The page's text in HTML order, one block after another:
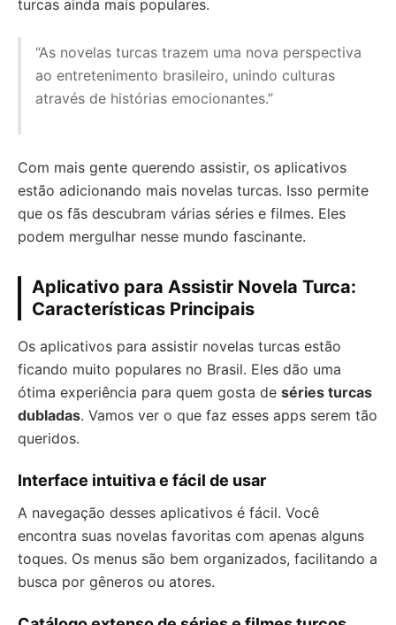
turcas ainda mais populares.
“As novelas turcas trazem uma nova perspectiva
ao entretenimento brasileiro, unindo culturas
através de histórias emocionantes.”
Com mais gente querendo assistir, os aplicativos
estão adicionando mais novelas turcas. Isso permite
que os fãs descubram várias séries e filmes. Eles
podem mergulhar nesse mundo fascinante.
Aplicativo para Assistir Novela Turca:
Características Principais
Os aplicativos para assistir novelas turcas estão
ficando muito populares no Brasil. Eles dão uma
ótima experiência para quem gosta de séries turcas
dubladas. Vamos ver o que faz esses apps serem tão
queridos.
Interface intuitiva e fácil de usar
A navegação desses aplicativos é fácil. Você
encontra suas novelas favoritas com apenas alguns
toques. Os menus são bem organizados, facilitando a
busca por gêneros ou atores.